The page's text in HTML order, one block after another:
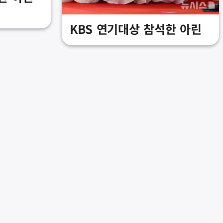
KBS 연기대상 참석한 아린